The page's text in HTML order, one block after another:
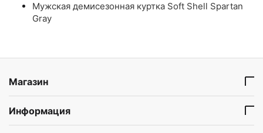
Мужская демисезонная куртка Soft Shell Spartan
Gray
Магазин
Информация